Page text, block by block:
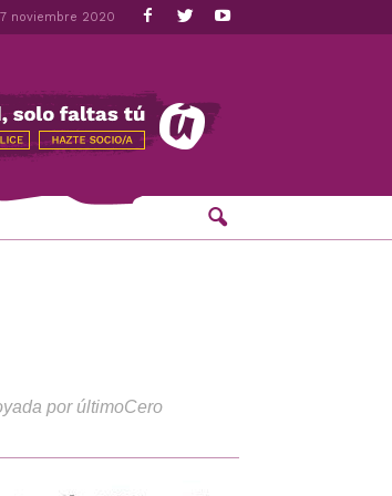
noviembre 2020
por últimoCero